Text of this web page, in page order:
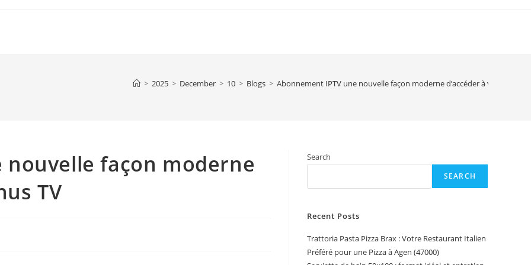
> 2025 > December > 10 > Blogs > Abonnement IPTV une nouvelle façon moderne d’accéder à vos
nouvelle façon moderne
TV
Search
SEARCH
Recent Posts
Trattoria Pasta Pizza Brax : Votre Restaurant Italien
Préféré pour une Pizza à Agen (47000)